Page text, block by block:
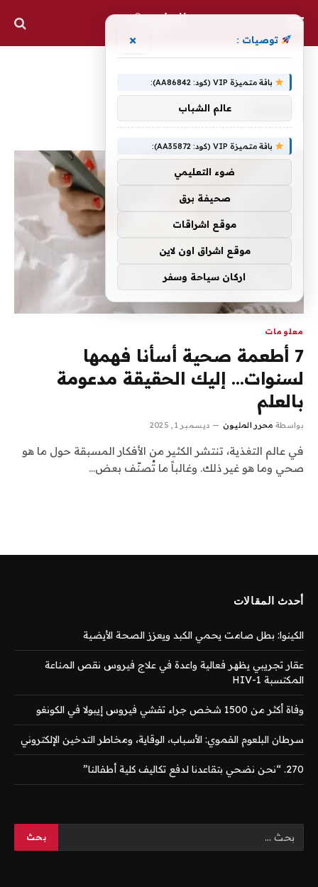
معلومات
7 أطعمة صحية أسأنا فهمها
لسنوات… إليك الحقيقة مدعومة
بالعلم
بواسطة محرر المليون ديسمبر 1, 2025
في عالم التغذية، تنتشر الكثير من الأفكار المسبقة حول ما هو
صحي وما هو غير ذلك. وغالباً ما تُصنّف بعض…
أحدث المقالات
الكينوا: بطل صامت يحمي الكبد ويعزز الصحة الأيضية
عقار تجريبي يظهر فعالية واعدة في علاج فيروس نقص المناعة
المكتسبة HIV-1
وفاة أكثر من 1500 شخص جراء تفشي فيروس إيبولا في الكونغو
سرطان البلعوم الفموي: الأسباب، الوقاية، ومخاطر التدخين الإلكتروني
270. “نحن نضحي بتقاعدنا لدفع تكاليف كلية أطفالنا”
توصيات : ×
باقة متميزة VIP (كود: AA86842):
عالم الشباب
باقة متميزة VIP (كود: AA35872):
ضوء التعليمي
صحيفة برق
موقع اشراقات
موقع اشراق اون لاين
اركان سياحة وسفر